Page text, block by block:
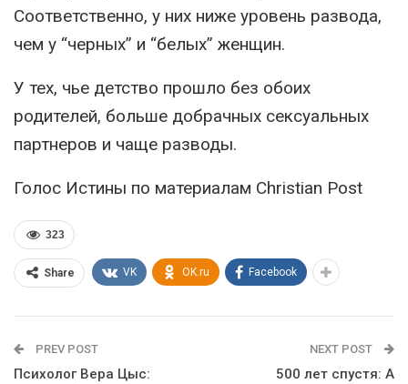
Соответственно, у них ниже уровень развода,
чем у “черных” и “белых” женщин.
У тех, чье детство прошло без обоих
родителей, больше добрачных сексуальных
партнеров и чаще разводы.
Голос Истины по материалам Christian Post
323
Share VK OK.ru Facebook
PREV POST
Психолог Вера Цыс:
NEXT POST
500 лет спустя: А